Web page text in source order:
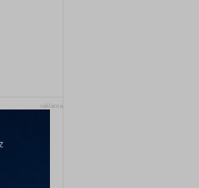
reklama